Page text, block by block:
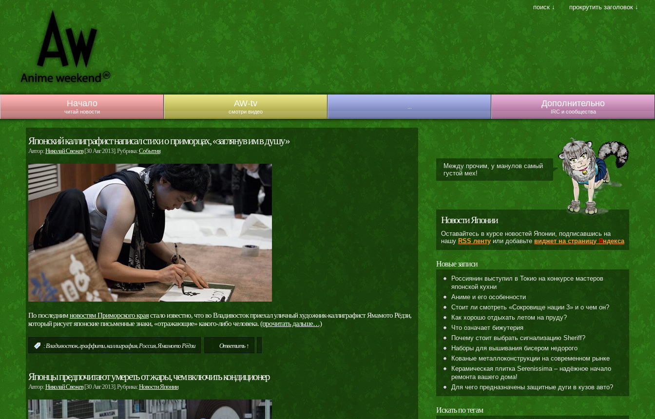
Начало
читай новости
AW-tv
смотри видео
Дополнительно
IRC и сообщества
поиск ↓ прокрутить заголовок ↓
Японский каллиграфист написал стихи о приморцах, «заглянув им в душу»
Автор:Николай Свежев[30 Авг 2013]. Рубрика:События
По последнимновостям Приморского краястало известно, что во Владивосток приехал уличный художник-каллиграфист Ямамото Рёдзи,
который рисует японские письменные знаки, «отражающие» какого-либо человека.(прочитать дальше…)
: Владивосток,граффити,каллиграфия,Россия,Ямамото Рёдзи Ответить ↑
Японцы предпочитают умереть от жары, чем включить кондиционер
Автор:Николай Свежев[30 Авг 2013]. Рубрика:Новости Японии
Между прочим, у манулов самый
густой мех!
Новости Японии
Оставайтесь в курсе новостей Японии, подписавшись на
нашу RSS лентуили добавьте виджет на страницу Яндекса
Новые записи
Россиянин выступил в Токио на конкурсе мастеров
японской кухни
Аниме и его особенности
Стоит ли смотреть «Сокровище нации 3» и о чем он?
Как хорошо отдыхать летом на пруду?
Что означает бижутерия
Почему стоит выбрать сигнализацию Sheriff?
Наборы для вышивания бисером недорого
Кованые металлоконструкции на современном рынке
Керамическая плитка Serenissima – надёжное начало
ремонта вашего дома!
Для чего предназначены защитные дуги в кузов авто?
Искать по тегам